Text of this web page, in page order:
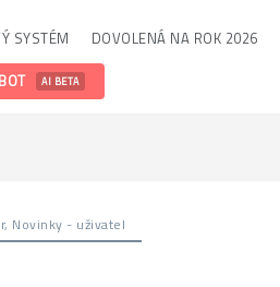
SYSTÉM DOVOLENÁ NA ROK 2026
AI BETA
, Novinky - uživatel